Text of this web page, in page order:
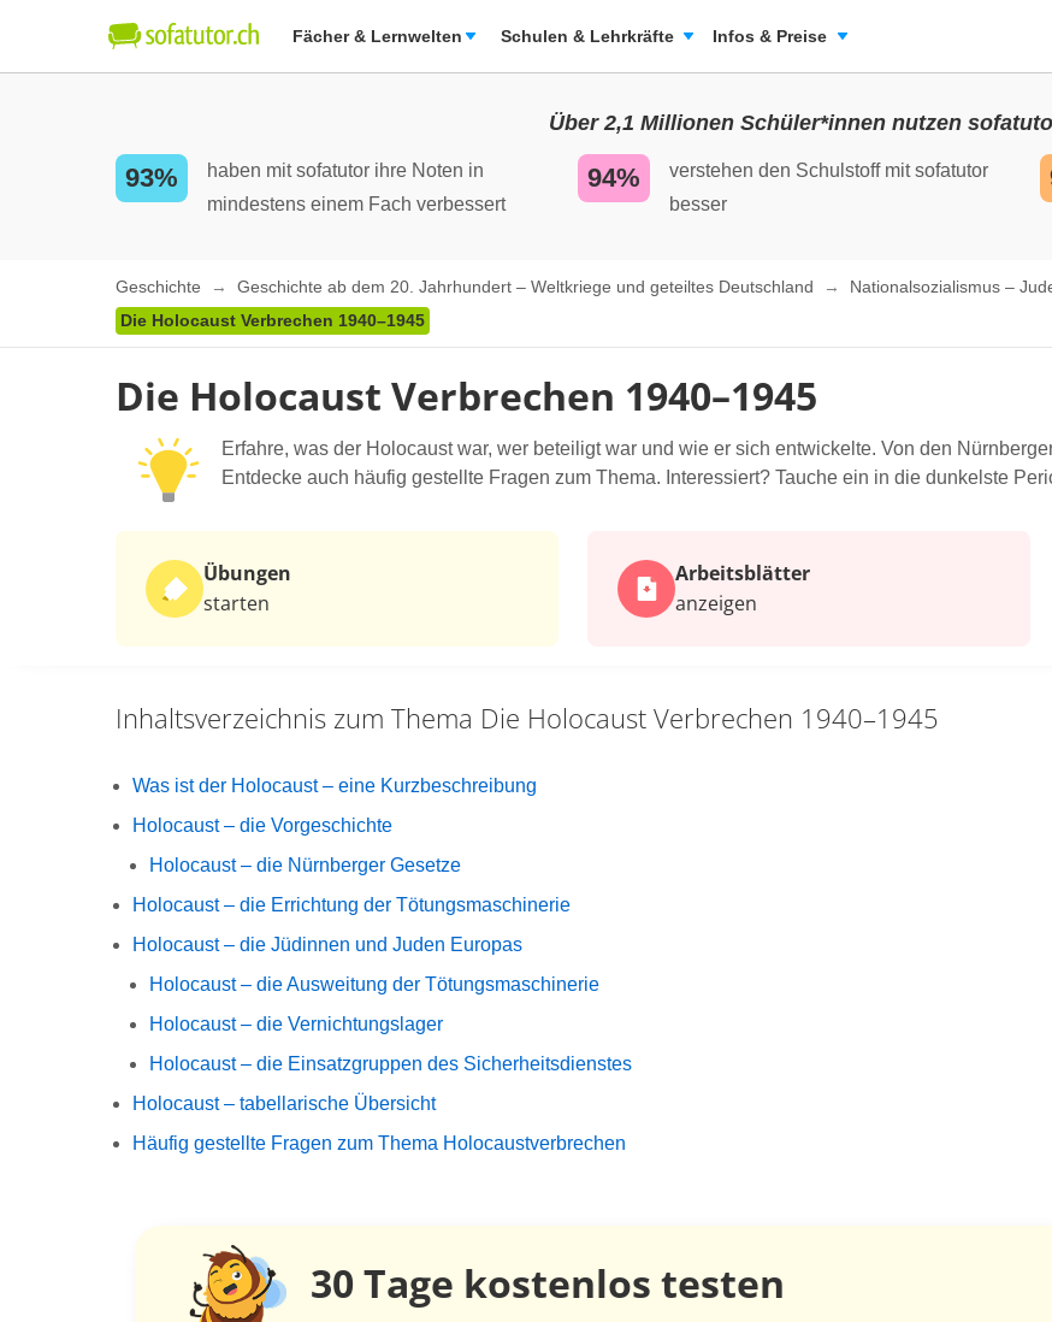
Fächer & Lernwelten Schulen & Lehrkräfte Infos & Preise
Über 2,1 Millionen Schüler*innen nutzen
93%
haben mit sofatutor ihre Noten in
mindestens einem Fach verbessert
94%
verstehen den Schulstoff mit sofatutor
besser
Geschichte Geschichte ab dem 20. Jahrhundert – Weltkriege und geteiltes Deutschland
Nationalsozialismus –
Die Holocaust Verbrechen 1940–1945
Die Holocaust Verbrechen 1940–1945
Erfahre, was der Holocaust war, wer beteiligt war und wie er sich entwickelte. Von den
Entdecke auch häufig gestellte Fragen zum Thema. Interessiert? Tauche ein in die dunkelste
Übungen
starten
Arbeits­blätter
anzeigen
Inhaltsverzeichnis zum Thema Die Holocaust Verbrechen 1940–1945
Was ist der Holocaust – eine Kurzbeschreibung
Holocaust – die Vorgeschichte
Holocaust – die Nürnberger Gesetze
Holocaust – die Errichtung der Tötungsmaschinerie
Holocaust – die Jüdinnen und Juden Europas
Holocaust – die Ausweitung der Tötungsmaschinerie
Holocaust – die Vernichtungslager
Holocaust – die Einsatzgruppen des Sicherheitsdienstes
Holocaust – tabellarische Übersicht
Häufig gestellte Fragen zum Thema Holocaustverbrechen
30 Tage kostenlos testen